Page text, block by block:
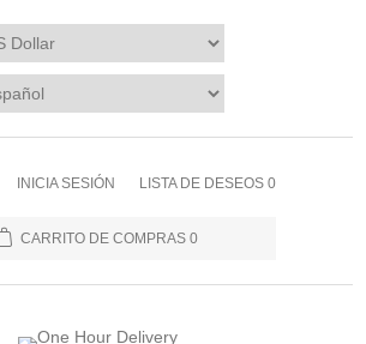
INICIA SESIÓN LISTA DE DESEOS 0
CARRITO DE COMPRAS 0